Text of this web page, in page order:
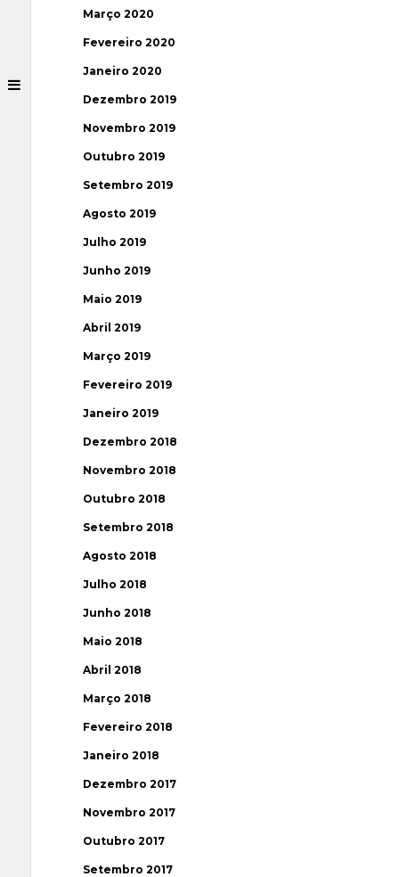
Março 2020
Fevereiro 2020
Janeiro 2020
Dezembro 2019
Novembro 2019
Outubro 2019
Setembro 2019
Agosto 2019
Julho 2019
Junho 2019
Maio 2019
Abril 2019
Março 2019
Fevereiro 2019
Janeiro 2019
Dezembro 2018
Novembro 2018
Outubro 2018
Setembro 2018
Agosto 2018
Julho 2018
Junho 2018
Maio 2018
Abril 2018
Março 2018
Fevereiro 2018
Janeiro 2018
Dezembro 2017
Novembro 2017
Outubro 2017
Setembro 2017